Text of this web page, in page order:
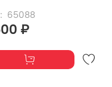
65088
₽